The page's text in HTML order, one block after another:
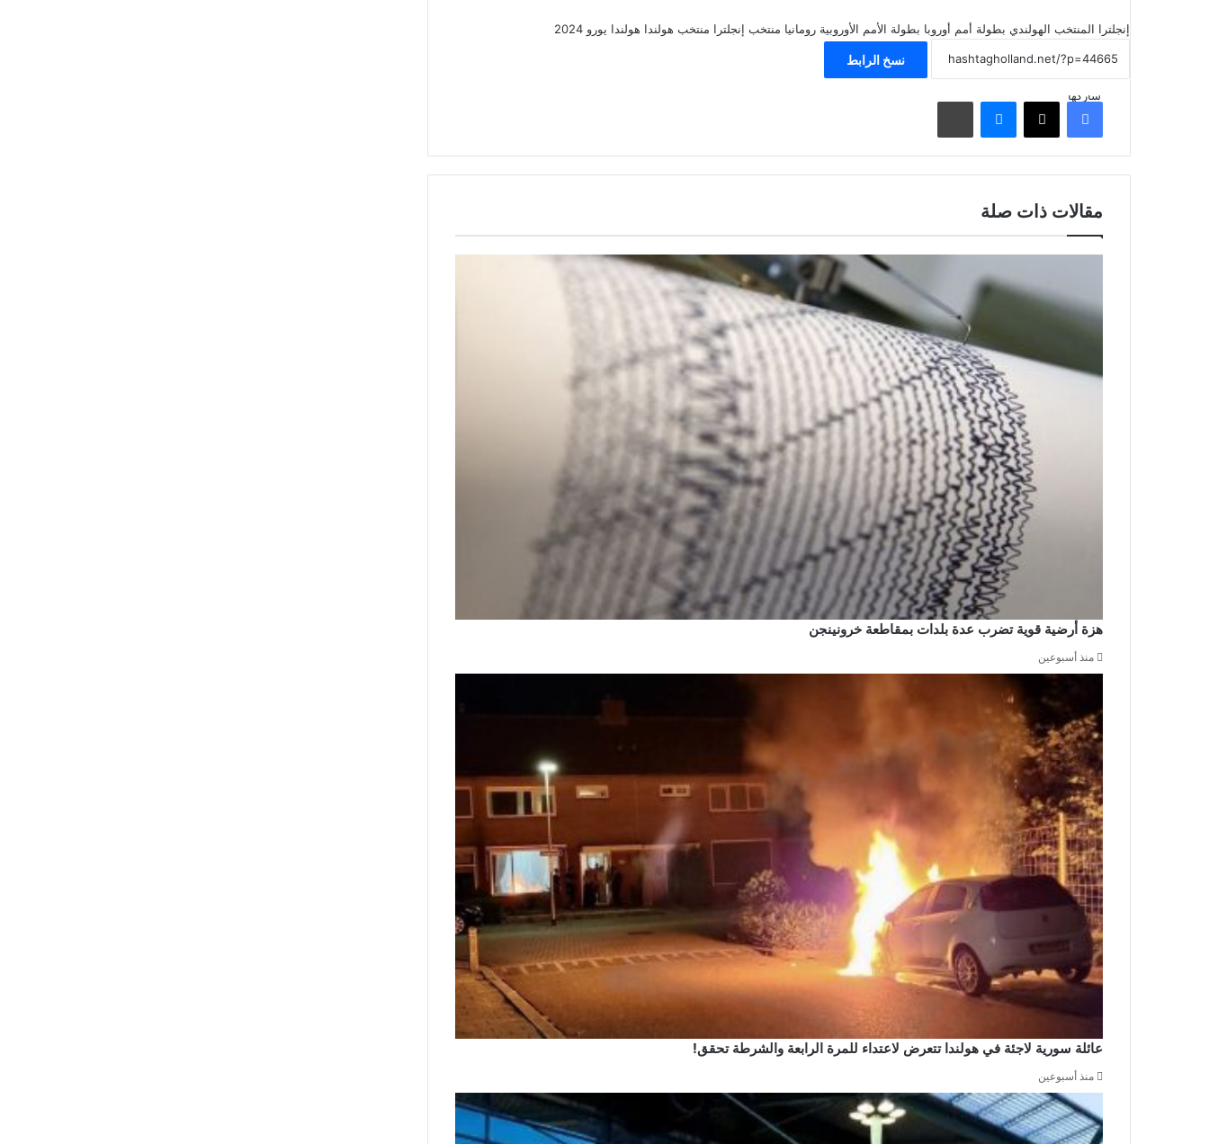
إنجلترا المنتخب الهولندي بطولة أمم أوروبا بطولة الأمم الأوروبية رومانيا منتخب إنجلترا منتخب هولندا هولندا يورو 2024
نسخ الرابط
شاركهافيسبوك ‫X ماسنجر مشاركة عبر البريد
مقالات ذات صلة
هزة أرضية قوية تضرب عدة بلدات بمقاطعة خرونينجن
منذ أسبوعين
عائلة سورية لاجئة في هولندا تتعرض لاعتداء للمرة الرابعة والشرطة تحقق!
منذ أسبوعين